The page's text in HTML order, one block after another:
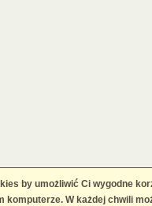
by umożliwić Ci wygodne
komputerze. W każdej chwili